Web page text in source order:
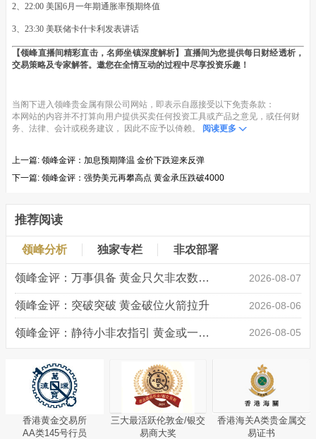
2、22:00 美国6月一年期通胀率预期终值
3、23:30 美联储卡什卡利发表讲话
【领峰直播间精彩直击，名师坐镇深度解析】直播间为您提供每日财经透析，
交易策略及专家解答。邀您在全情互动的过程中尽享投资乐趣！
当阁下进入领峰贵金属有限公司网站，即表示自愿接受以下免责条款：
本网站的内容并不打算向用户提供买卖任何投资工具或产品之意见，或任何财
务、法律、会计或税务建议， 因此不应予以倚赖。 阅读更多
上一篇: 领峰金评：加息预期降温 金价下跌迎来反弹
下一篇: 领峰金评：强势美元再攀高点 黄金承压跌破4000
推荐阅读
领峰分析 独家专栏 非农部署
领峰金评：万事俱备 黄金只欠非农数据“东风” 2026-08-07
领峰金评：突破突破 黄金破位火箭拉升 2026-08-06
领峰金评：静待小非农指引 黄金或一击破局 2026-08-05
香港黄金交易所
AA类145号行员
三大最活跃伦敦金/银交
易商大奖
香港海关A类贵金属交
易证书